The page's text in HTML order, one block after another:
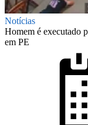
Notícias
Homem é executado
em PE